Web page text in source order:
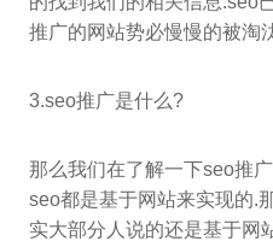
推广的网站势必慢慢的被淘
3.seo推广是什么?
那么我们在了解一下seo推
seo都是基于网站来实现的.
实大部分人说的还是基于网